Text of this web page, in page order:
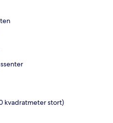
kvadratmeter stort)